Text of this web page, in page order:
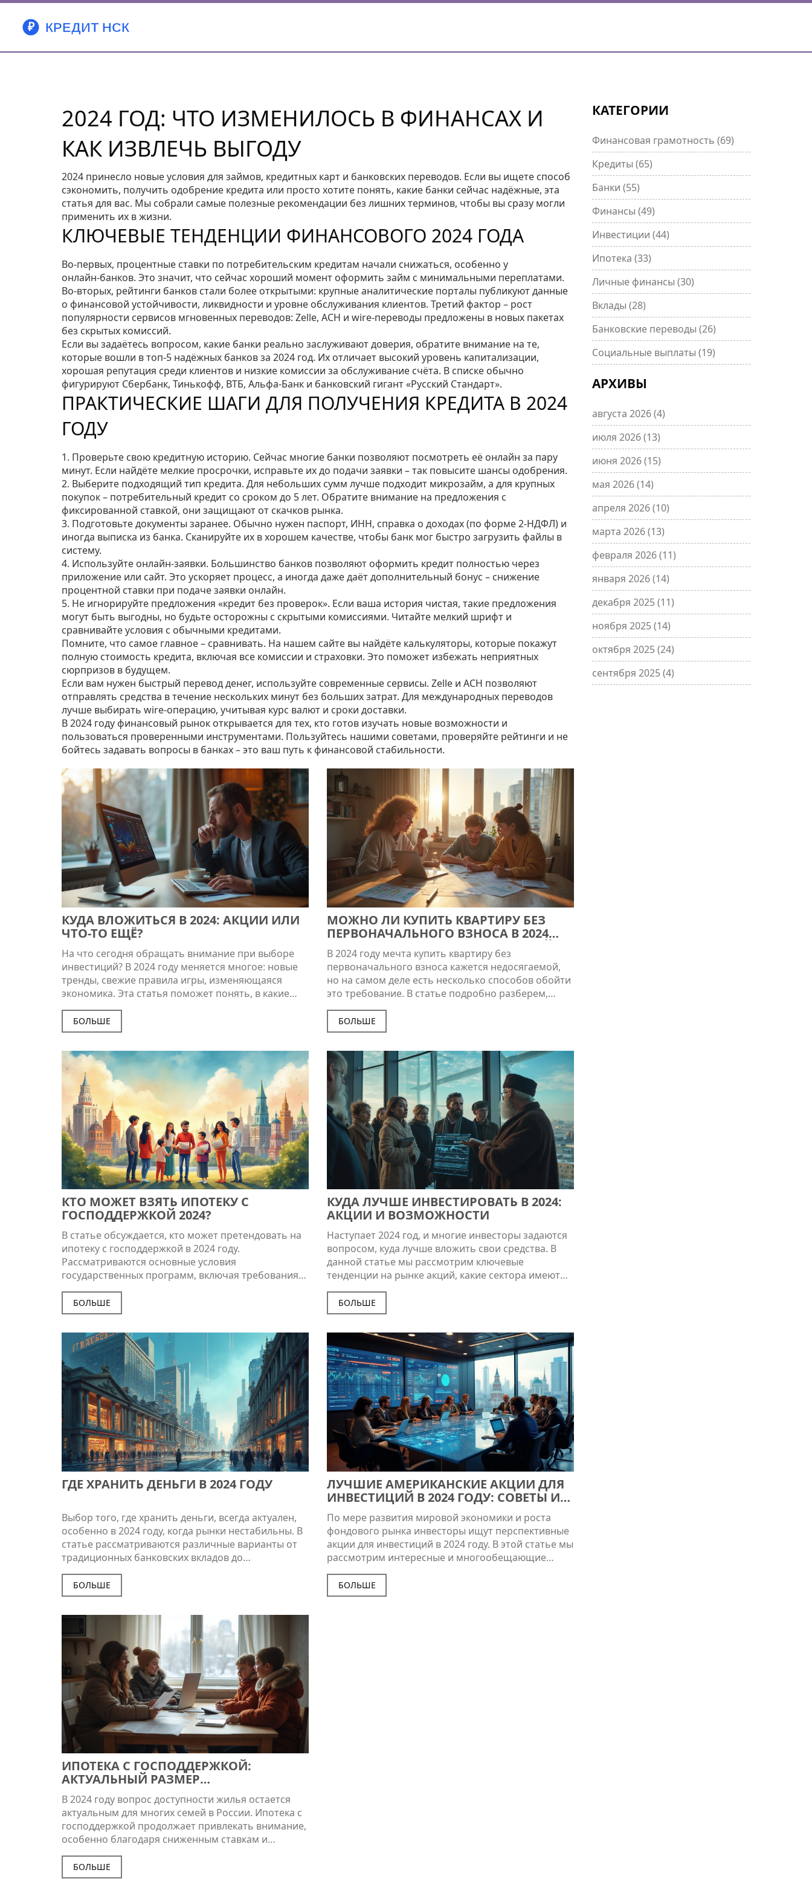
2024 ГОД: ЧТО ИЗМЕНИЛОСЬ В ФИНАНСАХ И
КАК ИЗВЛЕЧЬ ВЫГОДУ
2024 принесло новые условия для займов, кредитных карт и банковских переводов. Если вы ищете способ
сэкономить, получить одобрение кредита или просто хотите понять, какие банки сейчас надёжные, эта
статья для вас. Мы собрали самые полезные рекомендации без лишних терминов, чтобы вы сразу могли
применить их в жизни.
КЛЮЧЕВЫЕ ТЕНДЕНЦИИ ФИНАНСОВОГО 2024 ГОДА
Во-первых, процентные ставки по потребительским кредитам начали снижаться, особенно у
онлайн‑банков. Это значит, что сейчас хороший момент оформить займ с минимальными переплатами.
Во-вторых, рейтинги банков стали более открытыми: крупные аналитические порталы публикуют данные
о финансовой устойчивости, ликвидности и уровне обслуживания клиентов. Третий фактор – рост
популярности сервисов мгновенных переводов: Zelle, ACH и wire‑переводы предложены в новых пакетах
без скрытых комиссий.
Если вы задаётесь вопросом, какие банки реально заслуживают доверия, обратите внимание на те,
которые вошли в топ‑5 надёжных банков за 2024 год. Их отличает высокий уровень капитализации,
хорошая репутация среди клиентов и низкие комиссии за обслуживание счёта. В списке обычно
фигурируют Сбербанк, Тинькофф, ВТБ, Альфа‑Банк и банковский гигант «Русский Стандарт».
ПРАКТИЧЕСКИЕ ШАГИ ДЛЯ ПОЛУЧЕНИЯ КРЕДИТА В 2024
ГОДУ
1. Проверьте свою кредитную историю. Сейчас многие банки позволяют посмотреть её онлайн за пару
минут. Если найдёте мелкие просрочки, исправьте их до подачи заявки – так повысите шансы одобрения.
2. Выберите подходящий тип кредита. Для небольших сумм лучше подходит микрозайм, а для крупных
покупок – потребительный кредит со сроком до 5 лет. Обратите внимание на предложения с
фиксированной ставкой, они защищают от скачков рынка.
3. Подготовьте документы заранее. Обычно нужен паспорт, ИНН, справка о доходах (по форме 2‑НДФЛ) и
иногда выписка из банка. Сканируйте их в хорошем качестве, чтобы банк мог быстро загрузить файлы в
систему.
4. Используйте онлайн‑заявки. Большинство банков позволяют оформить кредит полностью через
приложение или сайт. Это ускоряет процесс, а иногда даже даёт дополнительный бонус – снижение
процентной ставки при подаче заявки онлайн.
5. Не игнорируйте предложения «кредит без проверок». Если ваша история чистая, такие предложения
могут быть выгодны, но будьте осторожны с скрытыми комиссиями. Читайте мелкий шрифт и
сравнивайте условия с обычными кредитами.
Помните, что самое главное – сравнивать. На нашем сайте вы найдёте калькуляторы, которые покажут
полную стоимость кредита, включая все комиссии и страховки. Это поможет избежать неприятных
сюрпризов в будущем.
Если вам нужен быстрый перевод денег, используйте современные сервисы. Zelle и ACH позволяют
отправлять средства в течение нескольких минут без больших затрат. Для международных переводов
лучше выбирать wire‑операцию, учитывая курс валют и сроки доставки.
В 2024 году финансовый рынок открывается для тех, кто готов изучать новые возможности и
пользоваться проверенными инструментами. Пользуйтесь нашими советами, проверяйте рейтинги и не
бойтесь задавать вопросы в банках – это ваш путь к финансовой стабильности.
КУДА ВЛОЖИТЬСЯ В 2024: АКЦИИ ИЛИ
ЧТО-ТО ЕЩЁ?
На что сегодня обращать внимание при выборе
инвестиций? В 2024 году меняется многое: новые
тренды, свежие правила игры, изменяющаяся
экономика. Эта статья поможет понять, в какие
акции и сектора сейчас есть смысл вкладываться,
как минимизировать риски, и какие интересные
возможности открываются для частного
БОЛЬШЕ
МОЖНО ЛИ КУПИТЬ КВАРТИРУ БЕЗ
ПЕРВОНАЧАЛЬНОГО ВЗНОСА В 2024
ГОДУ: ИПОТЕКА С ГОСПОДДЕРЖКОЙ
В 2024 году мечта купить квартиру без
первоначального взноса кажется недосягаемой,
но на самом деле есть несколько способов обойти
это требование. В статье подробно разберем,
какие существуют программы господдержки,
реальные лайфхаки и тонкости оформления
ипотеки. Расскажем о рисках, которые важно
подготовиться. Если вы хотите улучшить свои
жилищные условия, но не накопили на первый
взнос, здесь найдете простые и эффективные
советы.
БОЛЬШЕ
КТО МОЖЕТ ВЗЯТЬ ИПОТЕКУ С
ГОСПОДДЕРЖКОЙ 2024?
В статье обсуждается, кто может претендовать на
ипотеку с господдержкой в 2024 году.
Рассматриваются основные условия
государственных программ, включая требования к
заемщикам. Подчеркивается значение личных
доходов и семейного положения. Приводятся
полезные советы по подготовке к подаче заявки на
кто планирует покупку жилья с господдержкой.
БОЛЬШЕ
КУДА ЛУЧШЕ ИНВЕСТИРОВАТЬ В 2024:
АКЦИИ И ВОЗМОЖНОСТИ
Наступает 2024 год, и многие инвесторы задаются
вопросом, куда лучше вложить свои средства. В
данной статье мы рассмотрим ключевые
тенденции на рынке акций, какие сектора имеют
потенциал роста и на что следует обратить
внимание, чтобы минимизировать риски и
увеличить прибыль. В условиях турбулентной
решения, опираясь на анализ и факты. Узнайте,
как сделать свои инвестиции максимально
эффективными в 2024 году.
БОЛЬШЕ
ГДЕ ХРАНИТЬ ДЕНЬГИ В 2024 ГОДУ
Выбор того, где хранить деньги, всегда актуален,
особенно в 2024 году, когда рынки нестабильны. В
статье рассматриваются различные варианты от
традиционных банковских вкладов до
современных инвестиций в акции. Разбираем, как
защитить свои сбережения и добиться роста
капитала. Читателям предлагаются практические
в мире финансов. Понимание рисков и
возможностей позволит принять более
взвешенные решения.
БОЛЬШЕ
ЛУЧШИЕ АМЕРИКАНСКИЕ АКЦИИ ДЛЯ
ИНВЕСТИЦИЙ В 2024 ГОДУ: СОВЕТЫ И
РЕКОМЕНДАЦИИ
По мере развития мировой экономики и роста
фондового рынка инвесторы ищут перспективные
акции для инвестиций в 2024 году. В этой статье мы
рассмотрим интересные и многообещающие
компании на американском рынке, которые могут
стать отличным объектом для вложений.
Проанализируем их потенциал и предоставим
БОЛЬШЕ
ИПОТЕКА С ГОСПОДДЕРЖКОЙ:
АКТУАЛЬНЫЙ РАЗМЕР
ПЕРВОНАЧАЛЬНОГО ВЗНОСА В 2024
ГОДУ
В 2024 году вопрос доступности жилья остается
актуальным для многих семей в России. Ипотека с
господдержкой продолжает привлекать внимание,
особенно благодаря сниженным ставкам и
выгодным условиям. Одним из ключевых аспектов
остается размер первоначального взноса,
который может значительно повлиять на решение
БОЛЬШЕ
КАТЕГОРИИ
Финансовая грамотность (69)
Кредиты (65)
Банки (55)
Финансы (49)
Инвестиции (44)
Ипотека (33)
Личные финансы (30)
Вклады (28)
Банковские переводы (26)
Социальные выплаты (19)
АРХИВЫ
августа 2026(4)
июля 2026(13)
июня 2026(15)
мая 2026(14)
апреля 2026(10)
марта 2026(13)
февраля 2026(11)
января 2026(14)
декабря 2025(11)
ноября 2025(14)
октября 2025(24)
сентября 2025(4)